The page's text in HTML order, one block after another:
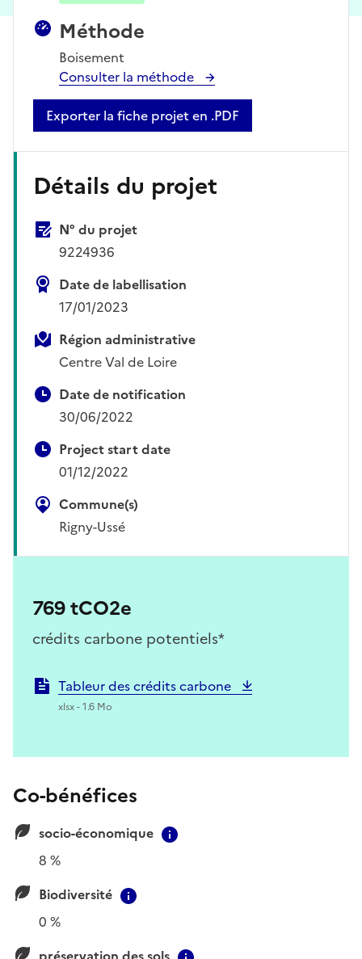
Méthode
Boisement
Consulter la méthode
Exporter la fiche projet en .PDF
Détails du projet
N° du projet
9224936
Date de labellisation
17/01/2023
Région administrative
Centre Val de Loire
Date de notification
30/06/2022
Project start date
01/12/2022
Commune(s)
Rigny-Ussé
769 tCO2e
crédits carbone potentiels*
Tableur des crédits carbone
xlsx - 1.6 Mo
Co-bénéfices
socio-économique
8 %
Biodiversité
0 %